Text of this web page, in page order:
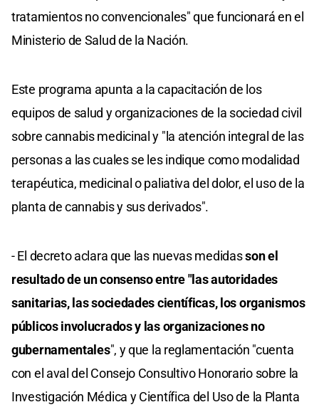
tratamientos no convencionales" que funcionará en el
Ministerio de Salud de la Nación.
Este programa apunta a lacapacitación de los
equipos de salud y organizaciones de la sociedad civil
sobre cannabis medicinal y "la atención integral de las
personas a las cuales se les indique como modalidad
terapéutica, medicinal o paliativa del dolor, el uso de la
planta de cannabis y sus derivados".
- El decreto aclara que las nuevas medidasson el
resultado de un consenso entre "las autoridades
sanitarias, las sociedades científicas, los organismos
públicos involucrados y las organizaciones no
gubernamentales", y que la reglamentación "cuenta
con el aval del Consejo Consultivo Honorario sobre la
Investigación Médica y Científica del Uso de la Planta